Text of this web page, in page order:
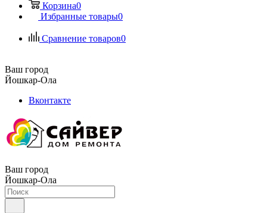
Корзина0
Избранные товары0
Сравнение товаров0
Ваш город
Йошкар-Ола
Вконтакте
Ваш город
Йошкар-Ола